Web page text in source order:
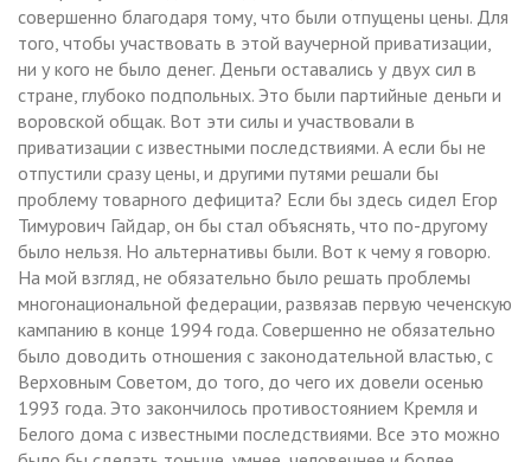
совершенно благодаря тому, что были отпущены цены. Для
того, чтобы участвовать в этой ваучерной приватизации,
ни у кого не было денег. Деньги оставались у двух сил в
стране, глубоко подпольных. Это были партийные деньги и
воровской общак. Вот эти силы и участвовали в
приватизации с известными последствиями. А если бы не
отпустили сразу цены, и другими путями решали бы
проблему товарного дефицита? Если бы здесь сидел Егор
Тимурович Гайдар, он бы стал объяснять, что по-другому
было нельзя. Но альтернативы были. Вот к чему я говорю.
На мой взгляд, не обязательно было решать проблемы
многонациональной федерации, развязав первую чеченскую
кампанию в конце 1994 года. Совершенно не обязательно
было доводить отношения с законодательной властью, с
Верховным Советом, до того, до чего их довели осенью
1993 года. Это закончилось противостоянием Кремля и
Белого дома с известными последствиями. Все это можно